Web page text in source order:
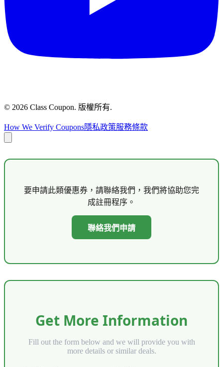
© 2026 Class Coupon. 版權所有.
How We Verify Coupons隱私政策服務條款
要申請此類優惠券，請聯絡我們，我們將協助您完
成註冊程序。
聯絡我們申請
Get More Information
Fill out the form below and we will provide you with
more details or similar deals.